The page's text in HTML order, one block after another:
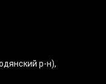
р-н),